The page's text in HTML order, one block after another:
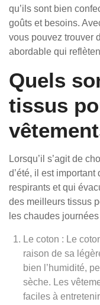
qu’ils sont bien
goûts et besoins.
vous pouvez trouver
abordable qui
Quels
tissus
Lorsqu’il s’agit de
d’été, il est
respirants et qui
des meilleurs tissus
les chaudes
Le coton : Le
raison de sa
bien l’humidité,
sèche. Les
faciles à